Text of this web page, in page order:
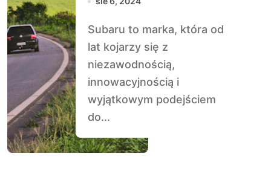
Subaru to marka, która od
lat kojarzy się z
niezawodnością,
innowacyjnością i
wyjątkowym podejściem
do...